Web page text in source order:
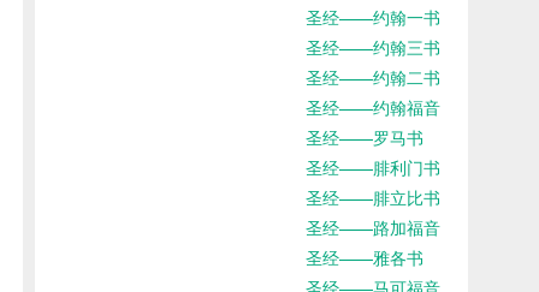
圣经——约翰一书
圣经——约翰三书
圣经——约翰二书
圣经——约翰福音
圣经——罗马书
圣经——腓利门书
圣经——腓立比书
圣经——路加福音
圣经——雅各书
圣经——马可福音